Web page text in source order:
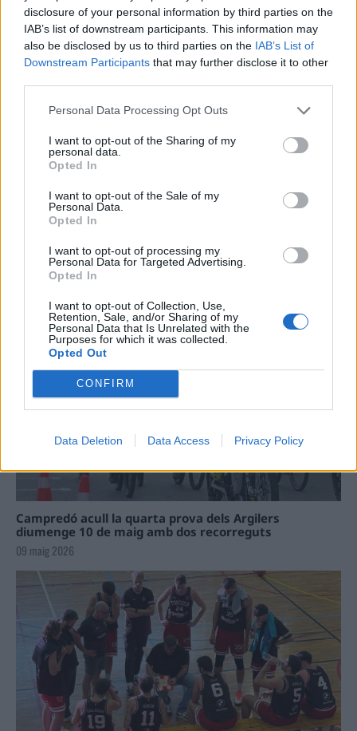
disclosure of your personal information by third parties on the
IAB’s list of downstream participants. This information may
also be disclosed by us to third parties on the IAB’s List of
Downstream Participants that may further disclose it to other
Personal Data Processing Opt Outs
I want to opt-out of the Sharing of my
personal data.
Opted In
I want to opt-out of the Sale of my
Personal Data.
Opted In
I want to opt-out of processing my
Personal Data for Targeted Advertising.
Opted In
I want to opt-out of Collection, Use,
Retention, Sale, and/or Sharing of my
Personal Data that Is Unrelated with the
Purposes for which it was collected.
Opted Out
CONFIRM
Data Deletion Data Access Privacy Policy
La Cursa de l’Aldea segona d’etiqueta d’or de la
Running Sèries Terres de l’Ebre
09 maig 2026
Campredó acull la quarta prova dels Argilers
diumenge 10 de maig amb dos recorreguts
09 maig 2026